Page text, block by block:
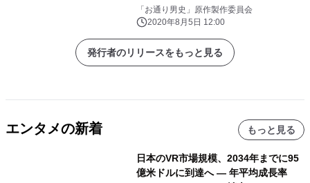
「お通り男史」原作製作委員会
2020年8月5日 12:00
発行者のリリースをもっと見る
エンタメの新着 もっと見る
日本のVR市場規模、2034年までに95
億米ドルに到達へ ― 年平均成長率